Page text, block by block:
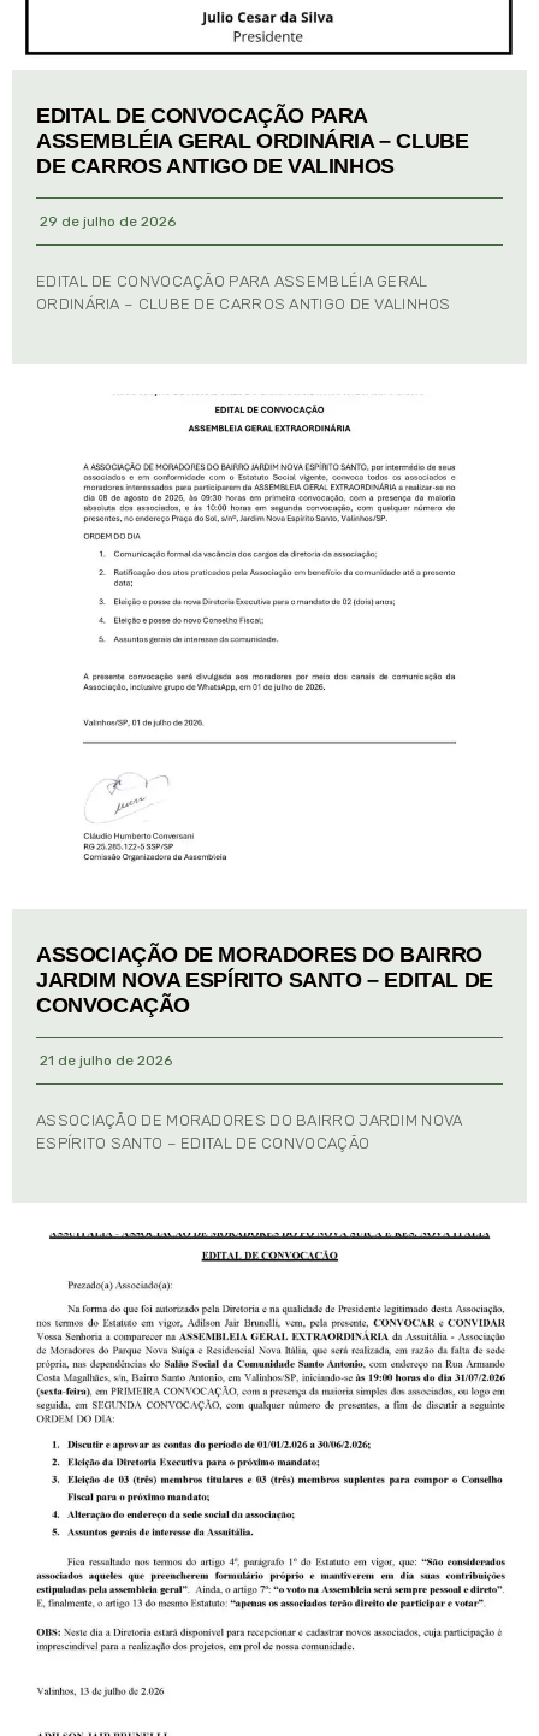
EDITAL DE CONVOCAÇÃO PARA
ASSEMBLÉIA GERAL ORDINÁRIA – CLUBE
DE CARROS ANTIGO DE VALINHOS
29 de julho de 2026
EDITAL DE CONVOCAÇÃO PARA ASSEMBLÉIA GERAL
ORDINÁRIA – CLUBE DE CARROS ANTIGO DE VALINHOS
ASSOCIAÇÃO DE MORADORES DO BAIRRO
JARDIM NOVA ESPÍRITO SANTO – EDITAL DE
CONVOCAÇÃO
21 de julho de 2026
ASSOCIAÇÃO DE MORADORES DO BAIRRO JARDIM NOVA
ESPÍRITO SANTO – EDITAL DE CONVOCAÇÃO